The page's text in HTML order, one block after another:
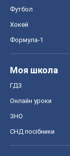
Футбол
Хокей
Формула-1
Моя школа
ГДЗ
Онлайн уроки
ЗНО
СНД посібники